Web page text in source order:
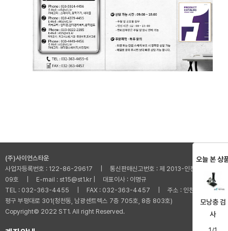
(주)사이언스타운
사업자등록번호 : 122-86-29617 | 통신판매신고번호 : 제 2013-인천부평-001
09호 | E-mail : st15@st1.kr | 대표이사 : 이명규
TEL : 032-363-4455 | FAX : 032-363-4457 | 주소 : 인천광역시 부
평구 부평대로 301(청천동, 남광센트렉스 7층 705호, 8층 803호)
Copyright© 2022 ST1. All right Reserved.
오늘 본 상
모낭충 검
사